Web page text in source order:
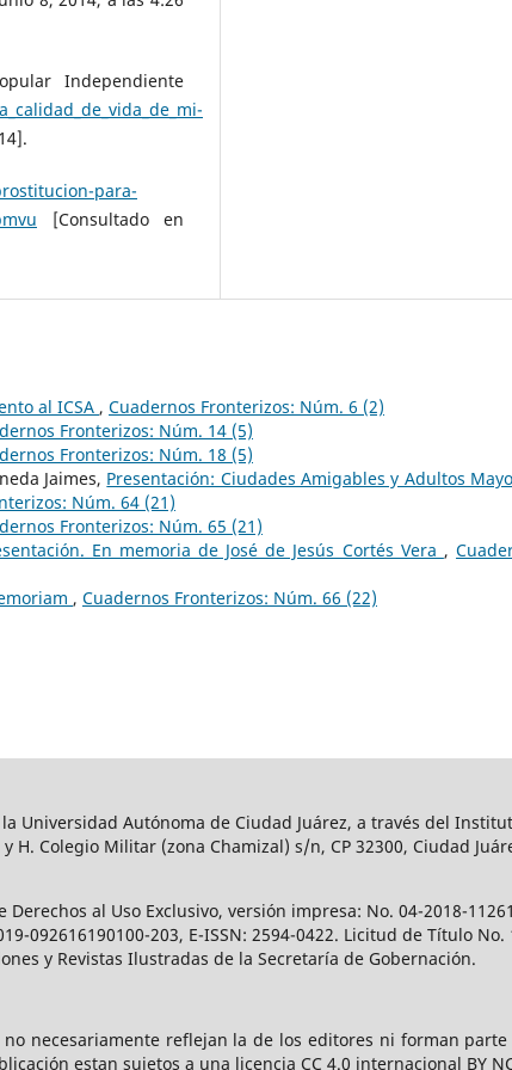
Independiente
para-
[Consultado en
al ICSA , Cuadernos Fronterizos: Núm. 6 (2)
Fronterizos: Núm. 14 (5)
Fronterizos: Núm. 18 (5)
Jaimes, Presentación: Ciudades Amigables y Adultos
Núm. 64 (21)
Fronterizos: Núm. 65 (21)
En memoria de José de Jesús Cortés Vera ,
, Cuadernos Fronterizos: Núm. 66 (22)
Universidad Autónoma de Ciudad Juárez, a través del
Colegio Militar (zona Chamizal) s/n, CP 32300, Ciudad
al Uso Exclusivo, versión impresa: No. 04-2018-
092616190100-203, E-ISSN: 2594-0422. Licitud de Título
y Revistas Ilustradas de la Secretaría de Gobernación.
no necesariamente reflejan la de los editores ni forman
estan sujetos a una licencia CC 4.0 internacional BY